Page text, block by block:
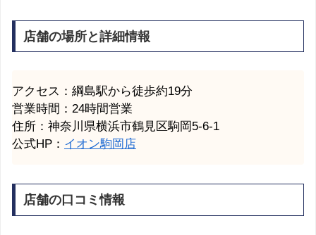
店舗の場所と詳細情報
アクセス：綱島駅から徒歩約19分
営業時間：24時間営業
住所：神奈川県横浜市鶴見区駒岡5-6-1
公式HP： イオン駒岡店
店舗の口コミ情報